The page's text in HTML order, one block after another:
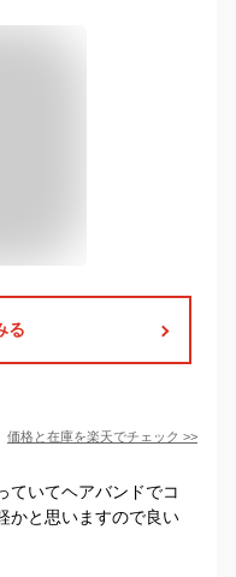
る
価格と在庫を楽天でチェック >>
ていてヘアバンドでコ
かと思いますので良い